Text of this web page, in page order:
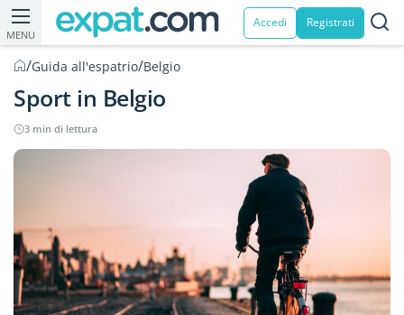
MENU
Accedi Registrati
/Guida all'espatrio/Belgio
Sport in Belgio
3 min di lettura